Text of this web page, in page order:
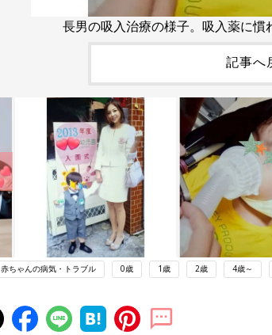
長男の吸入治療の様子。吸入薬に慣
記事へ
赤ちゃんの病気・トラブル 0歳 1歳 2歳 4歳～